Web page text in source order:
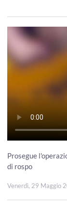
Prosegue
di rospo
Venerdì, 29 Maggio